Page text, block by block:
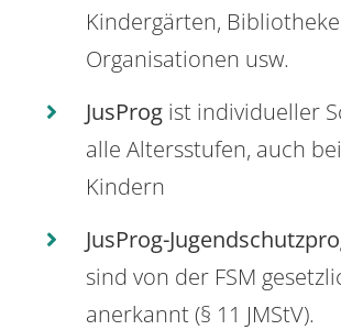
Kindergärten,
Organisationen usw.
JusProg ist individueller
alle Altersstufen, auch
Kindern
JusProg-
sind von der FSM
anerkannt (§ 11 JMStV).